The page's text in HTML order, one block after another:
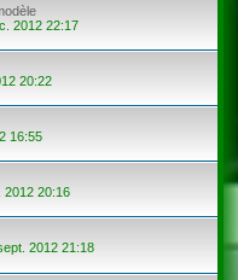
2012 22:17
20:22
16:55
2012 20:16
2012 21:18